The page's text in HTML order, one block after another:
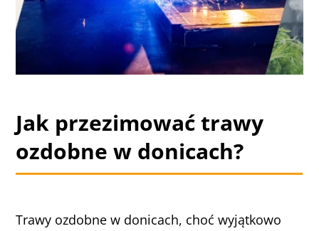
Jak przezimować trawy
ozdobne w donicach?
Trawy ozdobne w donicach, choć wyjątkowo